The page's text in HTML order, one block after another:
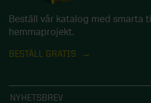
Beställ vår katalog med smarta
hemmaprojekt.
BESTÄLL GRATIS
NYHETSBREV